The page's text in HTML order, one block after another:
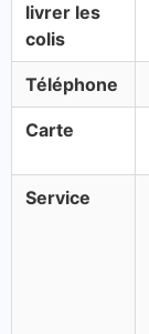
livrer les
colis
Téléphone
Carte
Service